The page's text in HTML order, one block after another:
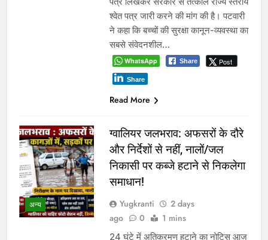
पूर्व मुख्यमंत्री बोले- मूंग खरीदी और खाद
उपलब्धता के वादे पूरे नहीं हुए, सरकार
किसानों को दोबारा आंदोलन के लिए मजबूर
कर रही है। भोपाल, 4 अगस्त 2026। पूर्व
मुख्यमंत्री ने भाजपा सरकार पर किसानों से
किए गए वादे पूरे नहीं करने का आरोप लगाया
आंदोलन के…
Read More
1 2 3 341